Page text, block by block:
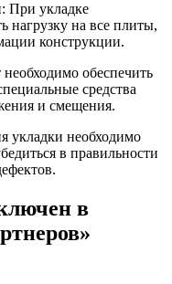
При укладке
нагрузку на все плиты,
конструкции.
обеспечить
средства
и смещения.
укладки необходимо
в правильности
в